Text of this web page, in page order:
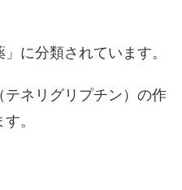
に分類されています。
ネリグリプチン）の作
。